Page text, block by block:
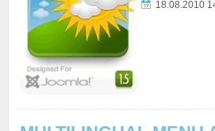
18.08.2010